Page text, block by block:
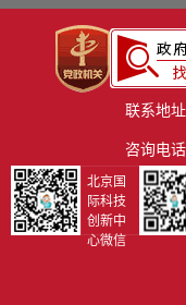
联系地
咨询电
北京国
际科技
创新中
心微信